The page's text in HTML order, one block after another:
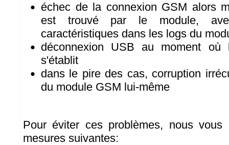
échec de la connexion GSM alors
est trouvé par le module,
caractéristiques dans les logs du
déconnexion USB au moment où
s'établit
dans le pire des cas, corruption
du module GSM lui-même
Pour éviter ces problèmes, nous vous
mesures suivantes: